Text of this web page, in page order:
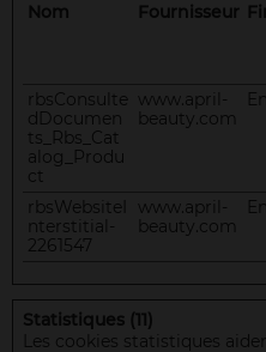
Nom
Fournisseur
rbsConsulte
dDocumen
ts_Rbs_Cat
alog_Produ
ct
www.april-
beauty.com
rbsWebsiteI
nterstitial-
2261547
www.april-
beauty.com
Statistiques (11)
Les cookies statistiques